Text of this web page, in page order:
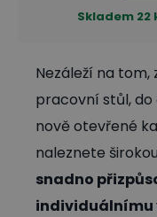
Skladem 22
Nezáleží na
pracovní stůl,
nově otevřené
naleznete
snadno
individuálnímu